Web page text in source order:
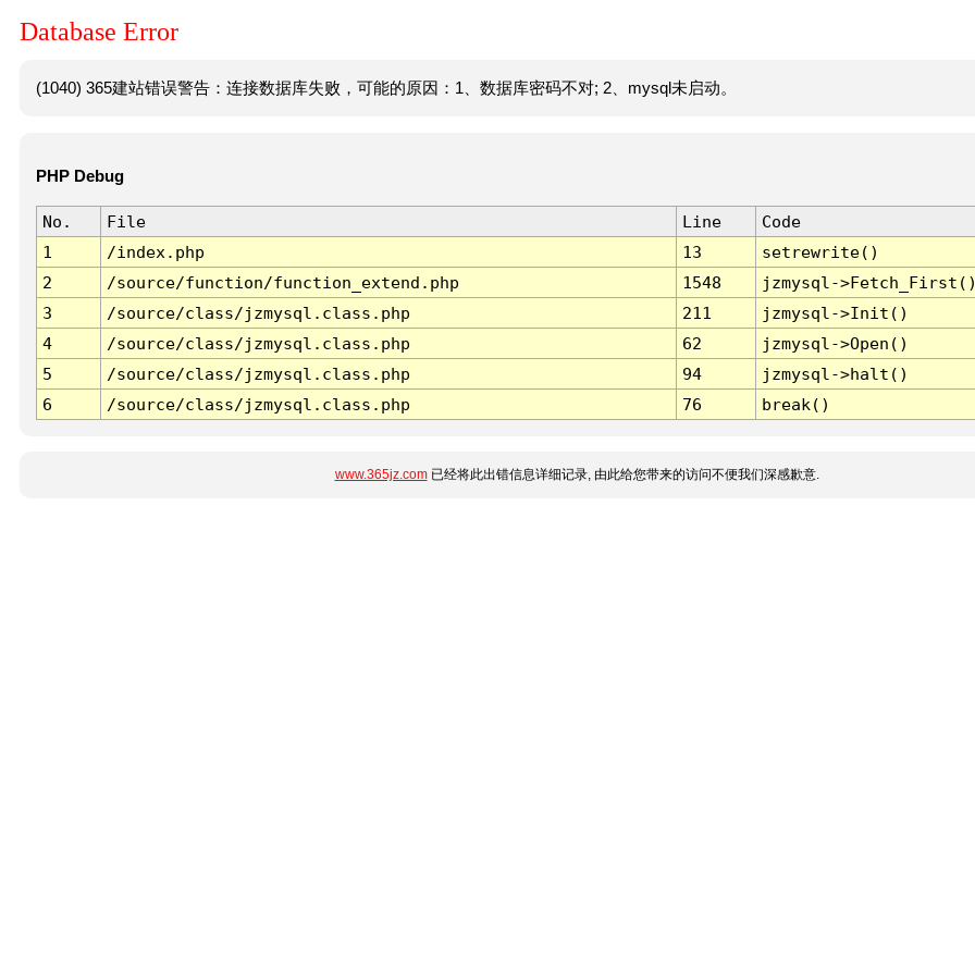
Database Error
(1040) 365建站错误警告：连接数据库失败，可能的原因：1、数据库密码不对; 2、mysql未启动。
PHP Debug
No. File Line
Code
1
/index.php 13
setrewrite()
2
/source/function/function_extend.php 1548
jzmysql-
3
/source/class/jzmysql.class.php 211
jzmysql->Init()
4
/source/class/jzmysql.class.php 62
jzmysql->Open()
5
/source/class/jzmysql.class.php 94
jzmysql->halt()
6
/source/class/jzmysql.class.php 76 break()
www.365jz.com已经将此出错信息详细记录, 由此给您带来的访问不便我们深感歉意.